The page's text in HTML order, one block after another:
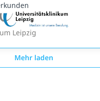
Leipzig
Mehr laden